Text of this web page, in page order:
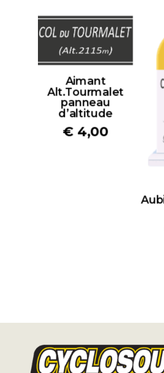
Aimant
Alt.Tourmalet
panneau
d’altitude
€ 4,00